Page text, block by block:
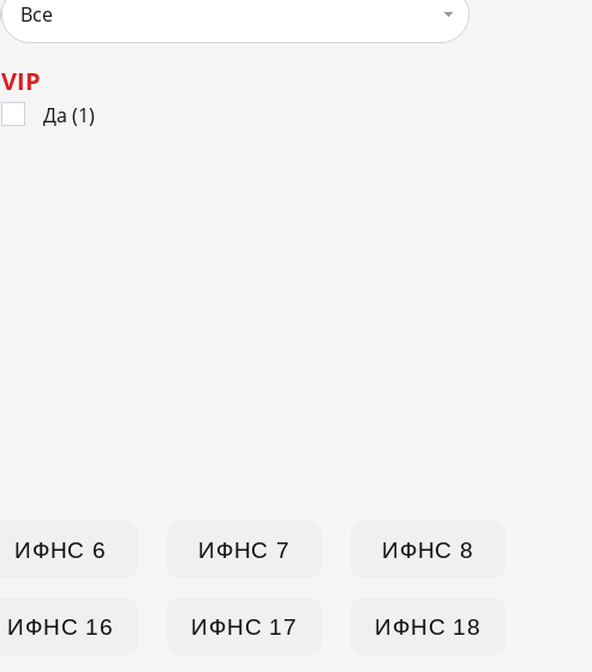
Все
VIP
Да (1)
ИФНС 6 ИФНС 7 ИФНС 8
ИФНС 16 ИФНС 17 ИФНС 18